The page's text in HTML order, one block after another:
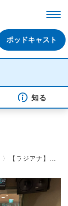
ポッドキャスト
知る
〉 【ラジアナ】人には言えない恋ばかり【水曜日】